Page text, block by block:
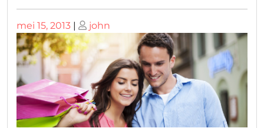
Geplaatst
op
mei 15, 2013 | Geplaatst
op
john